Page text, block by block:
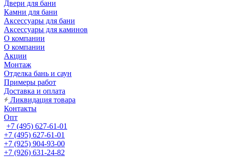
Двери для бани
Камни для бани
Аксессуары для бани
Аксессуары для каминов
О компании
О компании
Акции
Монтаж
Отделка бань и саун
Примеры работ
Доставка и оплата
Ликвидация товара
Контакты
Опт
+7 (495) 627-61-01
+7 (495) 627-61-01
+7 (925) 904-93-00
+7 (926) 631-24-82